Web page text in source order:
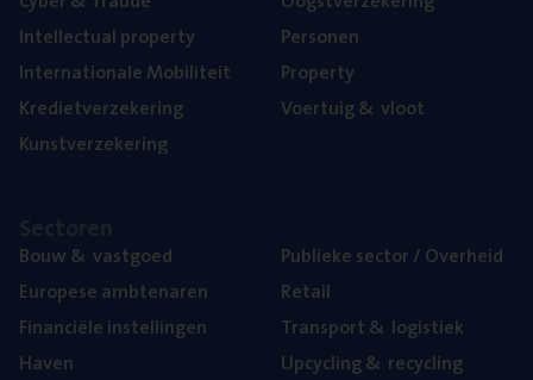
Intel­lec­tu­al property
Inter­na­ti­o­na­le Mobiliteit
Kre­diet­ver­ze­ke­ring
Kunst­ver­ze­ke­ring
Per­so­nen
Pro­per­ty
Voer­tuig& vloot
Bouw& vastgoed
Euro­pe­se ambtenaren
Finan­ci­ë­le instellingen
Haven
Publie­ke sec­tor / Overheid
Retail
Trans­port& logistiek
Upcy­cling& recycling